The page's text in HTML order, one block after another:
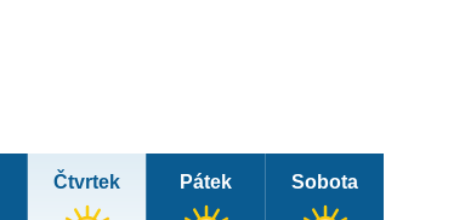
Čtvrtek Pátek Sobota